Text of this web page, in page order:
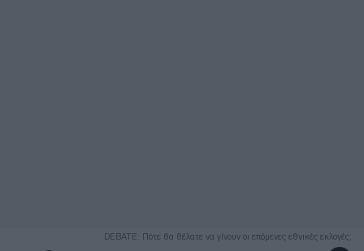
DEBATE: Πότε θα θέλατε να γίνουν οι επόμενες εθνικές εκλογές;